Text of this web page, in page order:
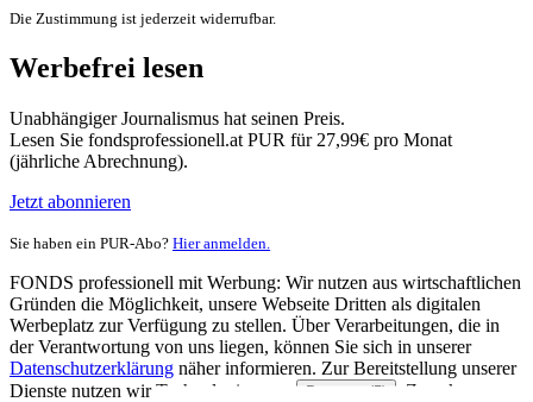
Die Zustimmung ist jederzeit widerrufbar.
Werbefrei lesen
Unabhängiger Journalismus hat seinen Preis.
Lesen Sie fondsprofessionell.at PUR für 27,99€ pro Monat
(jährliche Abrechnung).
Jetzt abonnieren
Sie haben ein PUR-Abo? Hier anmelden.
FONDS professionell mit Werbung: Wir nutzen aus wirtschaftlichen
Gründen die Möglichkeit, unsere Webseite Dritten als digitalen
Werbeplatz zur Verfügung zu stellen. Über Verarbeitungen, die in
der Verantwortung von uns liegen, können Sie sich in unserer
Datenschutzerklärung näher informieren. Zur Bereitstellung unserer
Dienste nutzen wir Technologien von
Partnern (5)
. Zwecke: